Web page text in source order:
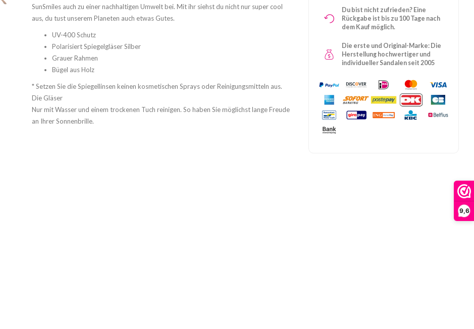
9,6
SunSmiles auch zu einer nachhaltigen Umwelt bei. Mit ihr siehst du nicht nur super cool
aus, du tust unserem Planeten auch etwas Gutes.
UV-400 Schutz
Polarisiert Spiegelgläser Silber
Grauer Rahmen
Bügel aus Holz
* Setzen Sie die Spiegellinsen keinen kosmetischen Sprays oder Reinigungsmitteln aus.
Die Gläser
Nur mit Wasser und einem trockenen Tuch reinigen. So haben Sie möglichst lange Freude
an Ihrer Sonnenbrille.
Du bist nicht zufrieden? Eine
Rückgabe ist bis zu 100 Tage nach
dem Kauf möglich.
Die erste und Original-Marke: Die
Herstellung hochwertiger und
individueller Sandalen seit 2005